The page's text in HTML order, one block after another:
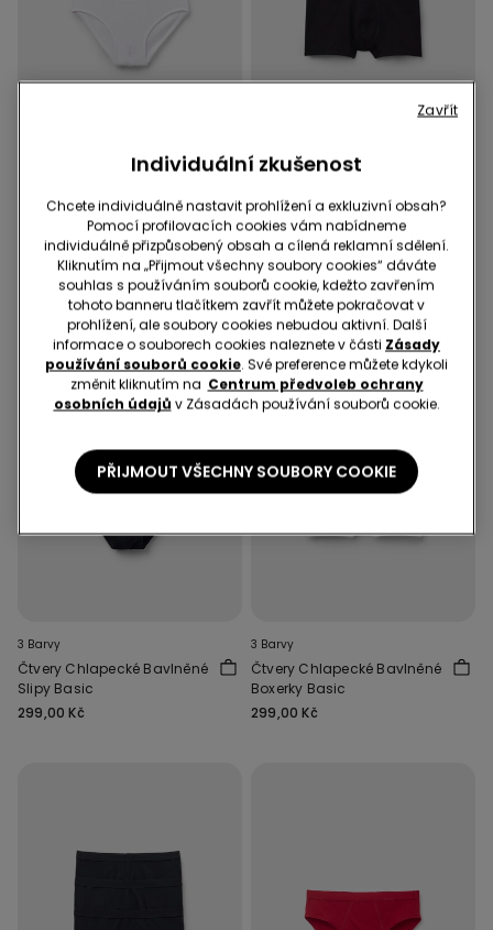
Slipy Basic
3 Barvy
Boxerky Basic
299,00 Kč
3 Barvy
Čtvery Chlapecké Bavlněné
Slipy Basic
299,00 Kč
3 Barvy
Čtvery Chlapecké Bavlněné
Boxerky Basic
299,00 Kč
Individuální zkušenost
Chcete individuálně nastavit prohlížení a exkluzivní obsah?
Pomocí profilovacích cookies vám nabídneme
individuálně přizpůsobený obsah a cílená reklamní sdělení.
Kliknutím na „Přijmout všechny soubory cookies“ dáváte
souhlas s používáním souborů cookie, kdežto zavřením
tohoto banneru tlačítkem zavřít můžete pokračovat v
prohlížení, ale soubory cookies nebudou aktivní. Další
informace o souborech cookies naleznete v části Zásady
používání souborů cookie. Své preference můžete kdykoli
změnit kliknutím na Centrum předvoleb ochrany
osobních údajů v Zásadách používání souborů cookie.
PŘIJMOUT VŠECHNY SOUBORY COOKIE
Zavřít